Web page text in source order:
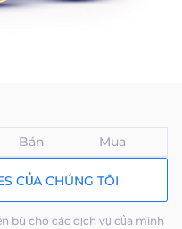
Bán Mua
CỦA CHÚNG TÔI
bù cho các dịch vụ của mình